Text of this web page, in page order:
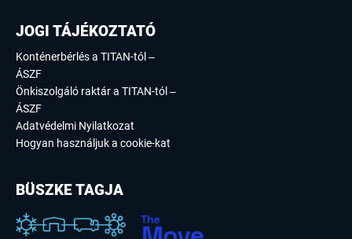
JOGI TÁJÉKOZTATÓ
Konténerbérlés a TITAN-tól –
ÁSZF
Önkiszolgáló raktár a TITAN-tól –
ÁSZF
Adatvédelmi Nyilatkozat
Hogyan használjuk a cookie-kat
BÜSZKE TAGJA